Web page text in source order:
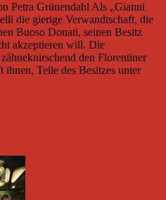
Petra Grünendahl Als „Gianni
die gierige Verwandtschaft, die
Buoso Donati, seinen Besitz
akzeptieren will. Die
den Florentiner
Teile des Besitzes unter